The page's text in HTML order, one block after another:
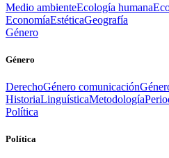
Medio ambienteEcología humana
EconomíaEstéticaGeografía
Género
Género
DerechoGénero comunicación
HistoriaLinguísticaMetodología
Política
Política